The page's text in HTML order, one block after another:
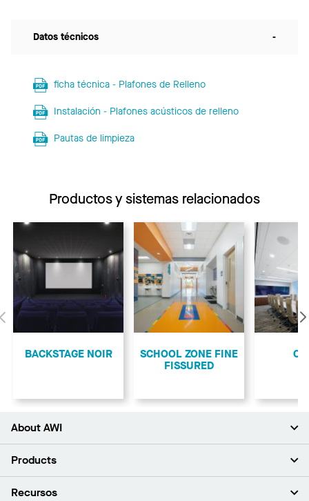
Datos técnicos -
ficha técnica - Plafones de Relleno
Instalación - Plafones acústicos de relleno
Pautas de limpieza
Productos y sistemas relacionados
Anterior
BACKSTAGE NOIR
SCHOOL ZONE FINE
FISSURED
About AWI
Acerca de nosotros
Products
Plafones
Recursos